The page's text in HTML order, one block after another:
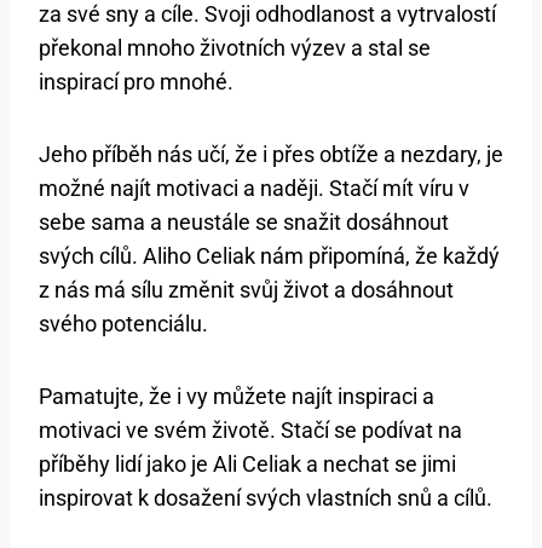
za své sny a cíle. Svoji odhodlanost a vytrvalostí
překonal mnoho životních výzev a stal se
inspirací pro mnohé.
Jeho příběh nás učí, že i přes obtíže a nezdary, je
možné najít motivaci a naději. Stačí mít víru v
sebe sama a neustále se snažit dosáhnout
svých cílů. Aliho Celiak nám připomíná, že každý
z nás má sílu změnit svůj život a dosáhnout
svého potenciálu.
Pamatujte, že i vy můžete najít inspiraci a
motivaci ve svém životě. Stačí se podívat na
příběhy lidí jako je Ali Celiak a nechat se jimi
inspirovat k dosažení svých vlastních snů a cílů.